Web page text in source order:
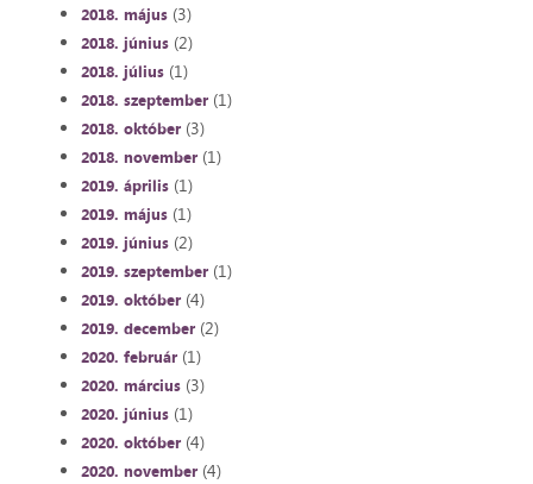
2018. május(3)
2018. június(2)
2018. július(1)
2018. szeptember(1)
2018. október(3)
2018. november(1)
2019. április(1)
2019. május(1)
2019. június(2)
2019. szeptember(1)
2019. október(4)
2019. december(2)
2020. február(1)
2020. március(3)
2020. június(1)
2020. október(4)
2020. november(4)